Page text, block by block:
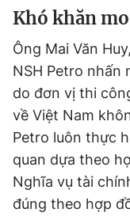
Khó khăn
Ông Mai Văn
NSH Petro nhấn
do đơn vị thi
về Việt Nam
Petro luôn thực
quan dựa theo
Nghĩa vụ tài
đúng theo hợp